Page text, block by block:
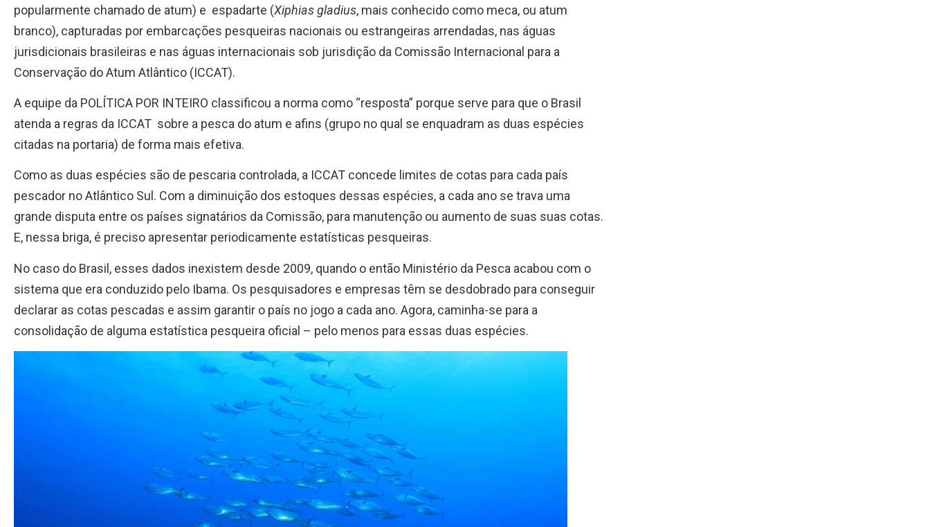
popularmente chamado de atum) e espadarte (Xiphias gladius, mais conhecido como meca, ou atum
branco), capturadas por embarcações pesqueiras nacionais ou estrangeiras arrendadas, nas águas
jurisdicionais brasileiras e nas águas internacionais sob jurisdição da Comissão Internacional para a
Conservação do Atum Atlântico (ICCAT).
A equipe da POLÍTICA POR INTEIRO classificou a norma como “resposta” porque serve para que o Brasil
atenda a regras da ICCAT sobre a pesca do atum e afins (grupo no qual se enquadram as duas espécies
citadas na portaria) de forma mais efetiva.
Como as duas espécies são de pescaria controlada, a ICCAT concede limites de cotas para cada país
pescador no Atlântico Sul. Com a diminuição dos estoques dessas espécies, a cada ano se trava uma
grande disputa entre os países signatários da Comissão, para manutenção ou aumento de suas suas cotas.
E, nessa briga, é preciso apresentar periodicamente estatísticas pesqueiras.
No caso do Brasil, esses dados inexistem desde 2009, quando o então Ministério da Pesca acabou com o
sistema que era conduzido pelo Ibama. Os pesquisadores e empresas têm se desdobrado para conseguir
declarar as cotas pescadas e assim garantir o país no jogo a cada ano. Agora, caminha-se para a
consolidação de alguma estatística pesqueira oficial – pelo menos para essas duas espécies.